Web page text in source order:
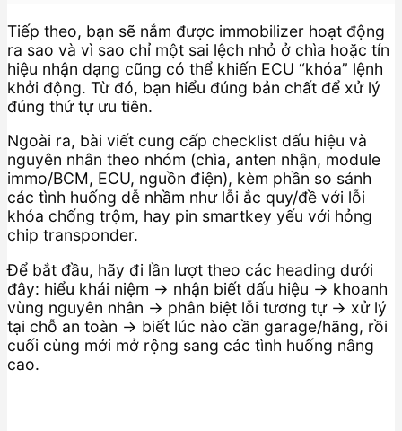
Tiếp theo, bạn sẽ nắm được immobilizer hoạt động
ra sao và vì sao chỉ một sai lệch nhỏ ở chìa hoặc tín
hiệu nhận dạng cũng có thể khiến ECU “khóa” lệnh
khởi động. Từ đó, bạn hiểu đúng bản chất để xử lý
đúng thứ tự ưu tiên.
Ngoài ra, bài viết cung cấp checklist dấu hiệu và
nguyên nhân theo nhóm (chìa, anten nhận, module
immo/BCM, ECU, nguồn điện), kèm phần so sánh
các tình huống dễ nhầm như lỗi ắc quy/đề với lỗi
khóa chống trộm, hay pin smartkey yếu với hỏng
chip transponder.
Để bắt đầu, hãy đi lần lượt theo các heading dưới
đây: hiểu khái niệm → nhận biết dấu hiệu → khoanh
vùng nguyên nhân → phân biệt lỗi tương tự → xử lý
tại chỗ an toàn → biết lúc nào cần garage/hãng, rồi
cuối cùng mới mở rộng sang các tình huống nâng
cao.